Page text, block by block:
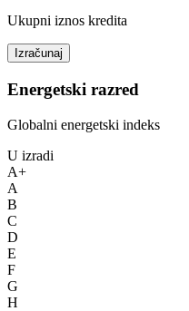
Ukupni iznos kredita
Izračunaj
Energetski razred
Globalni energetski indeks
U izradi
A+
A
B
C
D
E
F
G
H